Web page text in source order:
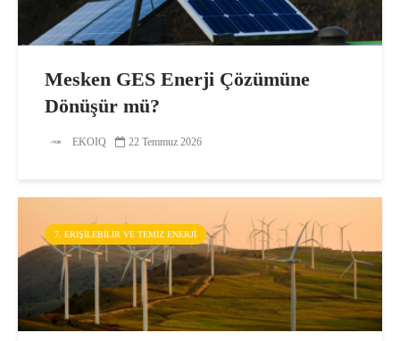
Mesken GES Enerji Çözümüne
Dönüşür mü?
EKOIQ 22 Temmuz 2026
7. ERIŞILEBILIR VE TEMIZ ENERJI